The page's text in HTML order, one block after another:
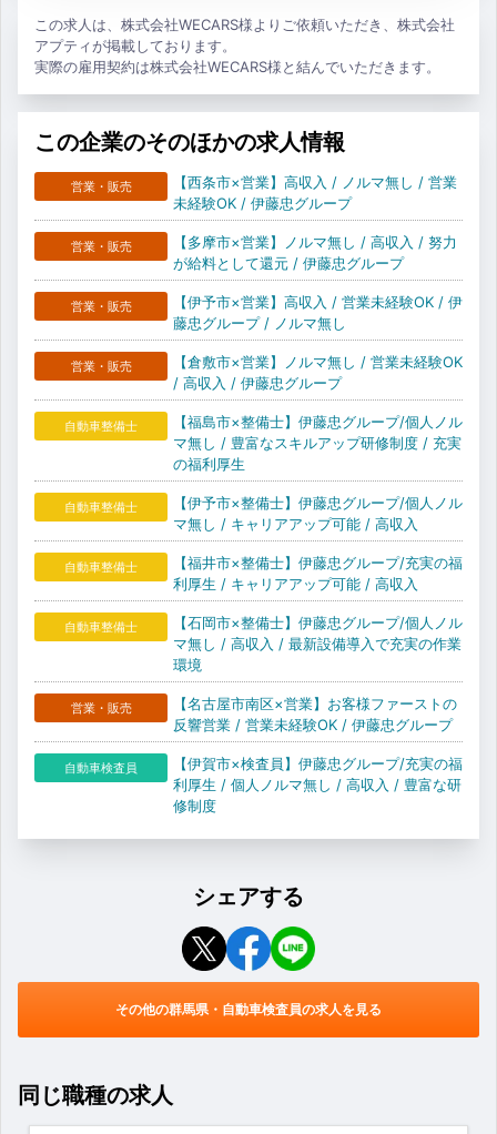
この求人は、株式会社WECARS様よりご依頼いただき、株式会社
アプティが掲載しております。
実際の雇用契約は株式会社WECARS様と結んでいただきます。
この企業のそのほかの求人情報
営業・販売
【西条市×営業】高収入 / ノルマ無し / 営業
未経験OK / 伊藤忠グループ
営業・販売
【多摩市×営業】ノルマ無し / 高収入 / 努力
が給料として還元 / 伊藤忠グループ
営業・販売
【伊予市×営業】高収入 / 営業未経験OK / 伊
藤忠グループ / ノルマ無し
営業・販売
【倉敷市×営業】ノルマ無し / 営業未経験OK
/ 高収入 / 伊藤忠グループ
自動車整備士
【福島市×整備士】伊藤忠グループ/個人ノル
マ無し / 豊富なスキルアップ研修制度 / 充実
の福利厚生
自動車整備士
【伊予市×整備士】伊藤忠グループ/個人ノル
マ無し / キャリアアップ可能 / 高収入
自動車整備士
【福井市×整備士】伊藤忠グループ/充実の福
利厚生 / キャリアアップ可能 / 高収入
自動車整備士
【石岡市×整備士】伊藤忠グループ/個人ノル
マ無し / 高収入 / 最新設備導入で充実の作業
環境
営業・販売
【名古屋市南区×営業】お客様ファーストの
反響営業 / 営業未経験OK / 伊藤忠グループ
自動車検査員
【伊賀市×検査員】伊藤忠グループ/充実の福
利厚生 / 個人ノルマ無し / 高収入 / 豊富な研
修制度
シェアする
その他の群馬県・自動車検査員の求人を見る
同じ職種の求人